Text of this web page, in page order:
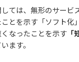
ては、無形のサービ
とを示す「ソフト化
なったことを示す
ます。